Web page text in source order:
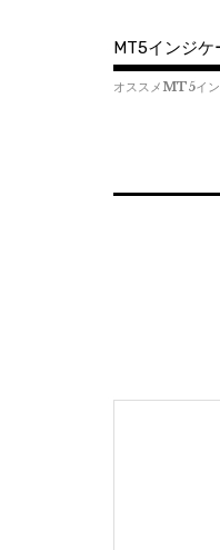
MT5インジケ
オススメMT5イ
ナ